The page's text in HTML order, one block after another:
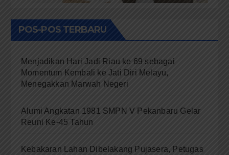
POS-POS TERBARU
Menjadikan Hari Jadi Riau ke 69 sebagai
Momentum Kembali ke Jati Diri Melayu,
Menegakkan Marwah Negeri
Alumi Angkatan 1981 SMPN V Pekanbaru Gelar
Reuni Ke-45 Tahun
Kebakaran Lahan Dibelakang Pujasera, Petugas